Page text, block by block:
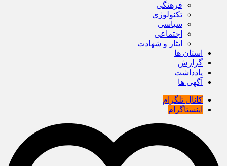
فرهنگی
تکنولوژی
سیاسی
اجتماعی
ایثار و شهادت
استان ها
گزارش
یادداشت
آگهی ها
کانال تلگرام
اینستاگرام